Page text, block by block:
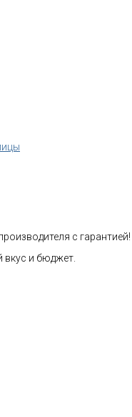
с гарантией!
вкус и бюджет.